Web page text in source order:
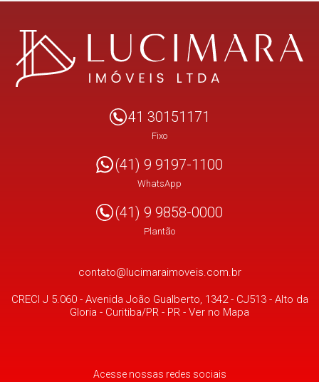
41 30151171
Fixo
(41) 9 9197-1100
WhatsApp
(41) 9 9858-0000
Plantão
contato@lucimaraimoveis.com.br
CRECI J 5.060 - Avenida João Gualberto, 1342 - CJ513- Alto da
Gloria - Curitiba/PR - PR - Ver no Mapa
Acesse nossas redes sociais